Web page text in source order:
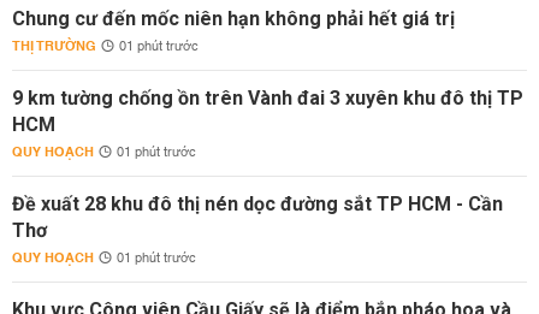
Chung cư đến mốc niên hạn không phải hết giá trị
THỊ TRƯỜNG 01 phút trước
9 km tường chống ồn trên Vành đai 3 xuyên khu đô thị TP
HCM
QUY HOẠCH 01 phút trước
Đề xuất 28 khu đô thị nén dọc đường sắt TP HCM - Cần
Thơ
QUY HOẠCH 01 phút trước